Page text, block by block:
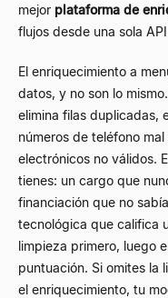
mejor plataforma de
flujos desde una sola
El enriquecimiento a
datos, y no son lo mismo.
elimina filas duplicadas,
números de teléfono
electrónicos no válidos.
tienes: un cargo que
financiación que no
tecnológica que califica
limpieza primero, luego
puntuación. Si omites la
el enriquecimiento, tu